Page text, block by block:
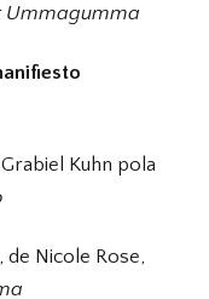
Ummagumma
Kuhn pola
, de Nicole Rose,